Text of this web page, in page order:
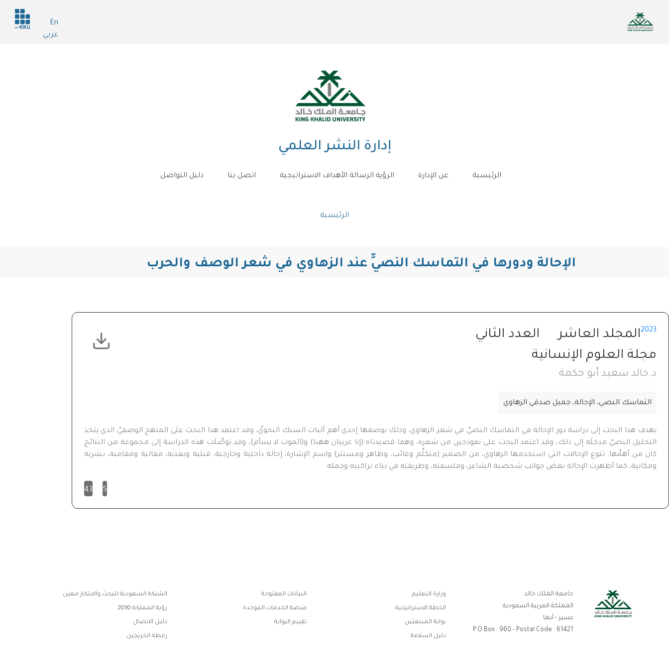
المحتوى
En
عربي
Header
services
إدارة النشر العلمي
الرئيسية عن الإدارة الرؤية الرسالة الأهداف الاستراتيجية اتصل بنا دليل التواصل
مسار
الرئيسية
الإحالة ودورها في التماسك النصيِّ عند الزهاوي في شعر الوصف والحرب
2023المجلد العاشر
العدد الثاني
مجلة العلوم الإنسانية
د.خالد سعيد أبو حكمة
التماسك النصي، الإحالة، جميل صدقي الزهاوي
يهدف هذا البحث إلى دراسة دور الإحالة في التماسك النصيِّ في شعر الزهاوي، وذلك بوصفها إحدى أهم آليات السبك النحويِّ، وقد اعتمد هذا البحث على المنهج الوصفيِّ الذي يتخذ
التحليل النصيَّ مدخلَه إلى ذلك، وقد اعتمد البحث على نموذجين من شعره، وهما قصيدتاه (إنا غريبان ههنا) و(الموت لا يسأم)، وقد توصَّلَت هذه الدراسة إلى مجموعة من النتائج
كان من أهمِّها: تنوع الإحالات التي استخدمها الزهاوي، من الضمير (متكلِّم وغائب، وظاهر ومستتر) واسم الإشارة، إحالة داخلية وخارجية، قبلية وبعدية، مقالية ومقامية، بشرية
ومكانية، كما أظهرت الإحالة بعض جوانب شخصية الشاعر، وفلسفته، وطريقته في بناء تراكيبه وجمله.
5
43
جامعة الملك خالد
المملكة العربية السعودية
عسير - أبها
P.O.Box : 960 - Postal Code : 61421
روابط
الفوتر
وزارة التعليم البيانات المفتوحة الشبكة السعودية للبحث والابتكار معين
الخطة الاستراتيجية منصة الخدمات الموحدة رؤية المملكة 2030
بوابة المبتعثين تقييم البوابة دليل الاتصال
دليل السلامة رابطة الخريجين